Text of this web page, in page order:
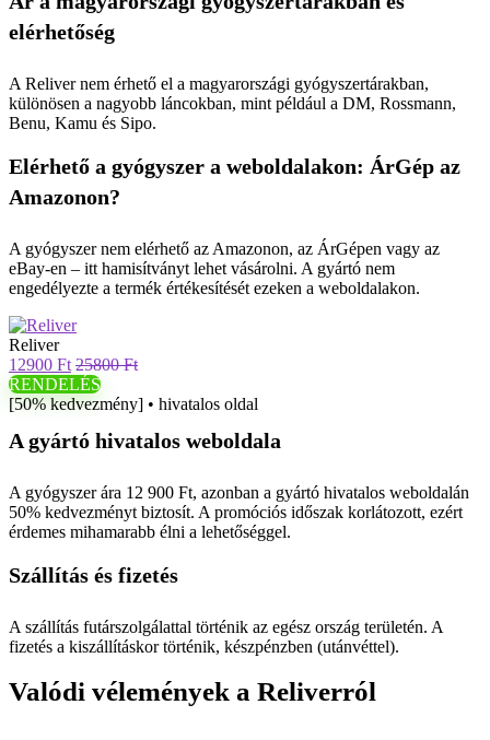
elérhetőség
A Reliver nem érhető el a magyarországi gyógyszertárakban,
különösen a nagyobb láncokban, mint például a DM, Rossmann,
Benu, Kamu és Sipo.
Elérhető a gyógyszer a weboldalakon: ÁrGép az
Amazonon?
A gyógyszer nem elérhető az Amazonon, az ÁrGépen vagy az
eBay-en – itt hamisítványt lehet vásárolni. A gyártó nem
engedélyezte a termék értékesítését ezeken a weboldalakon.
Reliver
12900 Ft 25800 Ft
RENDELÉS
[50% kedvezmény] • hivatalos oldal
A gyártó hivatalos weboldala
A gyógyszer ára 12 900 Ft, azonban a gyártó hivatalos weboldalán
50% kedvezményt biztosít. A promóciós időszak korlátozott, ezért
érdemes mihamarabb élni a lehetőséggel.
Szállítás és fizetés
A szállítás futárszolgálattal történik az egész ország területén. A
fizetés a kiszállításkor történik, készpénzben (utánvéttel).
Valódi vélemények a Reliverról